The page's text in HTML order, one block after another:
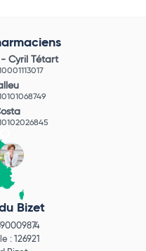
- Cyril Tétart
Bizet
: 126921